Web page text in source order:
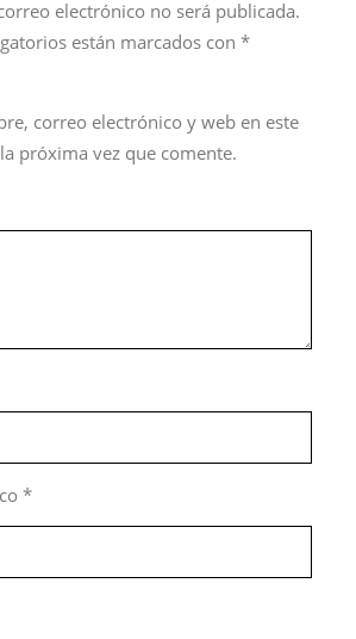
electrónico no será publicada.
están marcados con*
correo electrónico y web en este
próxima vez que comente.
*